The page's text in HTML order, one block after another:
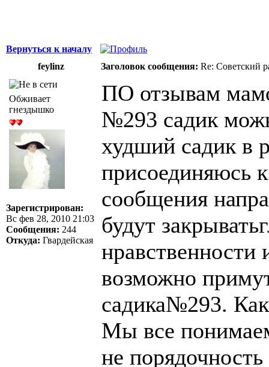
Вернуться к началу
feylinz
Заголовок сообщения: Re: Советский
Обживает
гнездышко
Зарегистрирован:
Вс фев 28, 2010 21:03
Сообщения: 244
Откуда: Гвардейская
ПО отзывам
№293 садик
худший садик в
присоединяюсь
сообщения
будут
нравственности
возможно
садика№293. Как
Мы все
не